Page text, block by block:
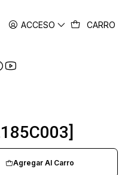
ACCESO CARRO
Agregar Al Carro